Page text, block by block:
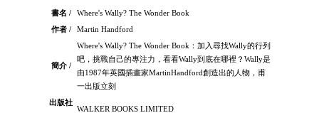
書名 /
Where's Wally? The Wonder Book
作者 /
Martin Handford
簡介 /
Where's Wally? The Wonder Book：加入尋找Wally的行列
吧，挑戰自己的專注力，看看Wally到底在哪裡？Wally是
由1987年英國插畫家MartinHandford創造出的人物，甫
一出版立刻
出版社
WALKER BOOKS LIMITED